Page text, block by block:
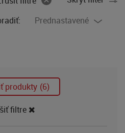
Prednastavené
produkty (6)
filtre